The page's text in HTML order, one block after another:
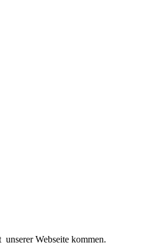
Webseite kommen.